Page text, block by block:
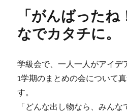
「がんばった
なでカタチに。
学級会で、一人一人がアイデ
1学期のまとめの会について
す。
「どんな出し物なら、みんな